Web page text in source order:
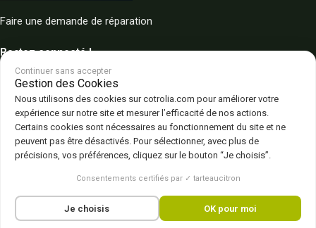
Faire une demande de réparation
Restez connecté !
Plan du site Politique de confidentialité CGV – CGU Mentions légales
Gestion des cookies
Continuer sans accepter
Gestion des Cookies
Nous utilisons des cookies sur cotrolia.com pour améliorer votre
expérience sur notre site et mesurer l’efficacité de nos actions.
Certains cookies sont nécessaires au fonctionnement du site et ne
peuvent pas être désactivés. Pour sélectionner, avec plus de
précisions, vos préférences, cliquez sur le bouton “Je choisis”.
Consentements certifiés par ✓ tarteaucitron
Je choisis OK pour moi